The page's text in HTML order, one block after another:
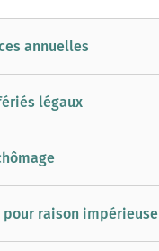
annuelles
légaux
pour raison impérieuse